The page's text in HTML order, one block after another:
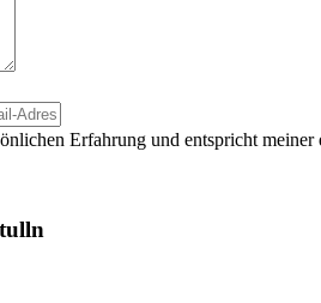
Erfahrung und entspricht meiner